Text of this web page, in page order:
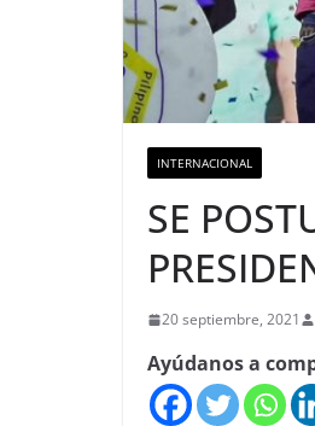
INTERNACIONAL
SE
20 septiembre, 2021
Ayúdanos a